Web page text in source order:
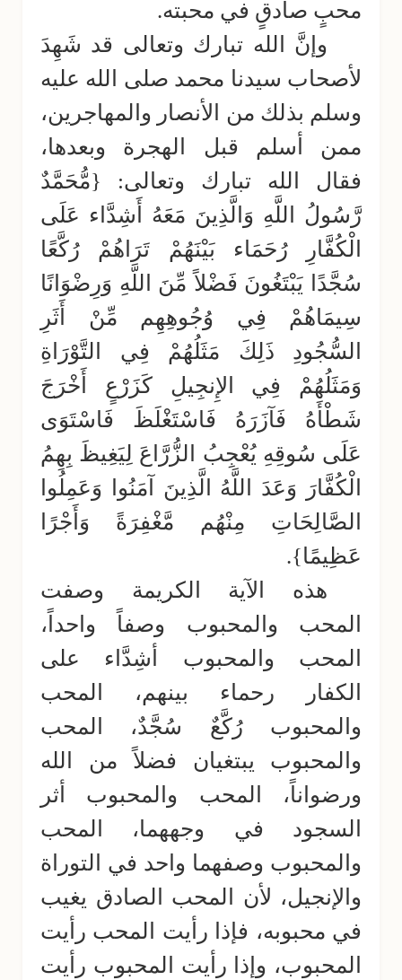
محبٍ صادقٍ في محبته.
وإنَّ الله تبارك وتعالى قد شَهِدَ
لأصحاب سيدنا محمد صلى الله عليه
وسلم بذلك من الأنصار والمهاجرين،
ممن أسلم قبل الهجرة وبعدها،
فقال الله تبارك وتعالى: {مُّحَمَّدٌ
رَّسُولُ اللَّهِ وَالَّذِينَ مَعَهُ أَشِدَّاء عَلَى
الْكُفَّارِ رُحَمَاء بَيْنَهُمْ تَرَاهُمْ رُكَّعًا
سُجَّدًا يَبْتَغُونَ فَضْلاً مِّنَ اللَّهِ وَرِضْوَانًا
سِيمَاهُمْ فِي وُجُوهِهِم مِّنْ أَثَرِ
السُّجُودِ ذَلِكَ مَثَلُهُمْ فِي التَّوْرَاةِ
وَمَثَلُهُمْ فِي الإِنجِيلِ كَزَرْعٍ أَخْرَجَ
شَطْأَهُ فَآزَرَهُ فَاسْتَغْلَظَ فَاسْتَوَى
عَلَى سُوقِهِ يُعْجِبُ الزُّرَّاعَ لِيَغِيظَ بِهِمُ
الْكُفَّارَ وَعَدَ اللَّهُ الَّذِينَ آمَنُوا وَعَمِلُوا
الصَّالِحَاتِ مِنْهُم مَّغْفِرَةً وَأَجْرًا
عَظِيمًا}.
هذه الآية الكريمة وصفت
المحب والمحبوب وصفاً واحداً،
المحب والمحبوب أشِدَّاء على
الكفار رحماء بينهم، المحب
والمحبوب رُكَّعٌ سُجَّدٌ، المحب
والمحبوب يبتغيان فضلاً من الله
ورضواناً، المحب والمحبوب أثر
السجود في وجههما، المحب
والمحبوب وصفهما واحد في التوراة
والإنجيل، لأن المحب الصادق يغيب
في محبوبه، فإذا رأيت المحب رأيت
المحبوب، وإذا رأيت المحبوب رأيت